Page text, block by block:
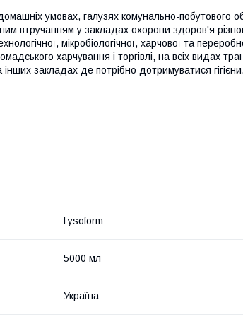
умовах, галузях комунально-побутового
втручанням у закладах охорони здоров'я
мікробіологічної, харчової та
харчування і торгівлі, на всіх видах
закладах де потрібно дотримуватися гігієни.
Lysoform
5000 мл
Україна